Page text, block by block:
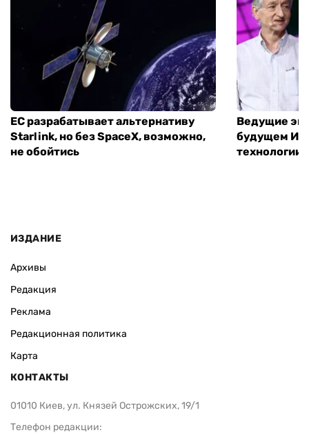
ЕС разрабатывает альтернативу
Starlink, но без SpaceX, возможно,
не обойтись
Ведущие
будущем
технологии
ИЗДАНИЕ
Архивы
Редакция
Реклама
Редакционная политика
Карта
КОНТАКТЫ
01010 Киев, ул. Князей Острожских, 19/1
Телефон редакции: